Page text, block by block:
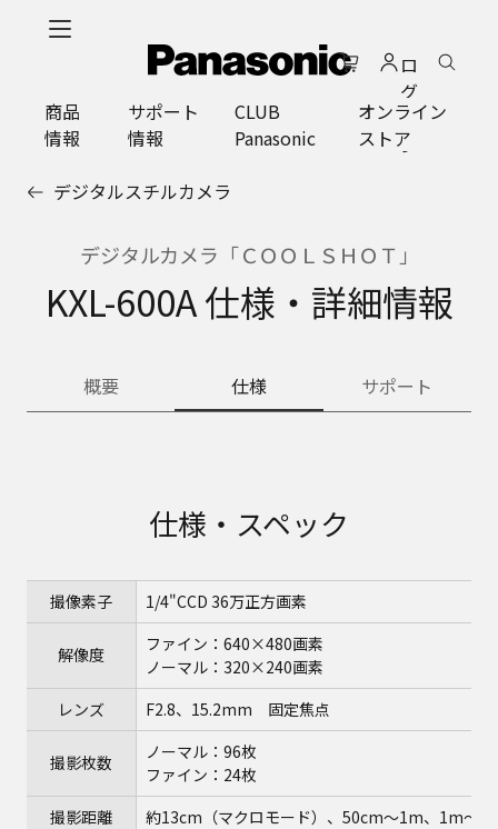
ロ
グ
イ
ン
商品
情報
サポート
情報
CLUB
Panasonic
オンライン
ストア
デジタルスチルカメラ
デジタルカメラ「ＣＯＯＬＳＨＯＴ」
KXL-600A 仕様・詳細情報
概要 仕様 サポート
仕様・スペック
撮像素子 1/4"CCD 36万正方画素
解像度
ファイン：640×480画素
ノーマル：320×240画素
レンズ
F2.8、15.2mm 固定焦点
撮影枚数
ノーマル：96枚
ファイン：24枚
撮影距離
約13cm（マクロモード）、50cm～1m、1m～∞